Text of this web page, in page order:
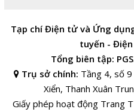
Tạp chí Điện tử và Ứng
tuyến -
Tổng biên tập:
Trụ sở chính: Tầng 4, số 9
Xiển, Thanh Xuân
Giấy phép hoạt động Trang